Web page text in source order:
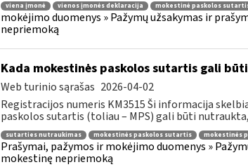
viena įmonė vienos įmonės deklaracija mokestinė paskolos
mokėjimo duomenys » Pažymų užsakymas ir
nepriemoką
Kada mokestinės paskolos sutartis gali
Web turinio sąrašas 2026-04-02
Registracijos numeris KM3515 Ši informacija
paskolos sutartis (toliau – MPS) gali būti
sutarties nutraukimas mokestinės paskolos sutartis mokestinės
Prašymai, pažymos ir mokėjimo duomenys »
mokestinę nepriemoką